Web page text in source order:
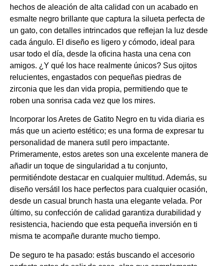
hechos de aleación de alta calidad con un acabado en
esmalte negro brillante que captura la silueta perfecta de
un gato, con detalles intrincados que reflejan la luz desde
cada ángulo. El diseño es ligero y cómodo, ideal para
usar todo el día, desde la oficina hasta una cena con
amigos. ¿Y qué los hace realmente únicos? Sus ojitos
relucientes, engastados con pequeñas piedras de
zirconia que les dan vida propia, permitiendo que te
roben una sonrisa cada vez que los mires.
Incorporar los Aretes de Gatito Negro en tu vida diaria es
más que un acierto estético; es una forma de expresar tu
personalidad de manera sutil pero impactante.
Primeramente, estos aretes son una excelente manera de
añadir un toque de singularidad a tu conjunto,
permitiéndote destacar en cualquier multitud. Además, su
diseño versátil los hace perfectos para cualquier ocasión,
desde un casual brunch hasta una elegante velada. Por
último, su confección de calidad garantiza durabilidad y
resistencia, haciendo que esta pequeña inversión en ti
misma te acompañe durante mucho tiempo.
De seguro te ha pasado: estás buscando el accesorio